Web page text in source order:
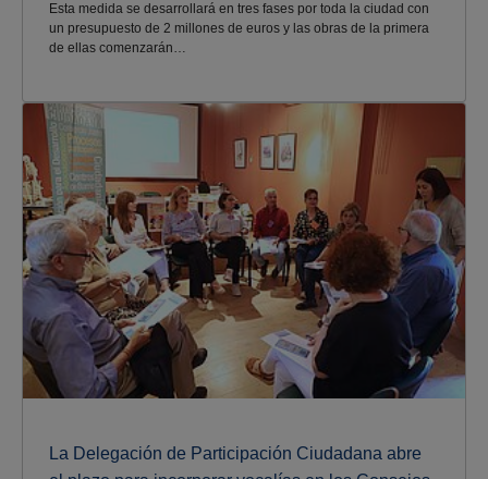
Esta medida se desarrollará en tres fases por toda la ciudad con
un presupuesto de 2 millones de euros y las obras de la primera
de ellas comenzarán…
La Delegación de Participación Ciudadana abre